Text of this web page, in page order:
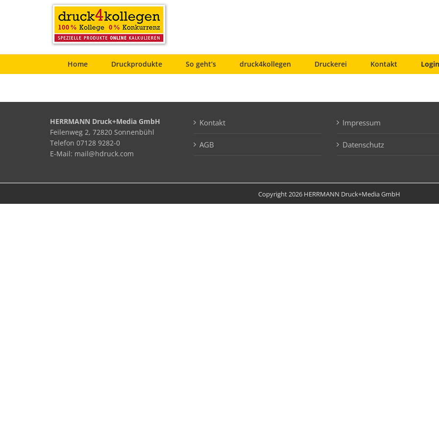
Home Druckprodukte So geht’s druck4kollegen Druckerei Kontakt
HERRMANN Druck+Media GmbH
Feilenweg 2, 72820 Sonnenbühl
Telefon 07128 9282-0
E-Mail: mail@hdruck.com
Kontakt
AGB
Impressum
Datenschutz
Copyright 2026 HERRMANN Druck+Media GmbH